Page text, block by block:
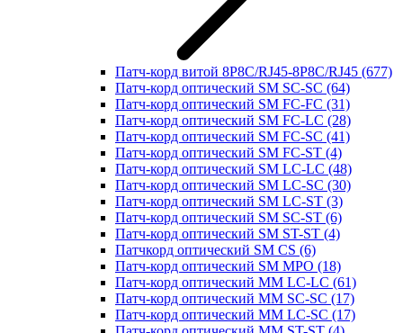
Патч-корд витой 8P8C/RJ45-8P8C/RJ45 (677)
Патч-корд оптический SM SC-SC (64)
Патч-корд оптический SM FC-FC (31)
Патч-корд оптический SM FC-LC (28)
Патч-корд оптический SM FC-SC (41)
Патч-корд оптический SM FC-ST (4)
Патч-корд оптический SM LC-LC (48)
Патч-корд оптический SM LC-SC (30)
Патч-корд оптический SM LC-ST (3)
Патч-корд оптический SM SC-ST (6)
Патч-корд оптический SM ST-ST (4)
Патчкорд оптический SM CS (6)
Патч-корд оптический SM MPO (18)
Патч-корд оптический MM LC-LC (61)
Патч-корд оптический MM SC-SC (17)
Патч-корд оптический MM LC-SC (17)